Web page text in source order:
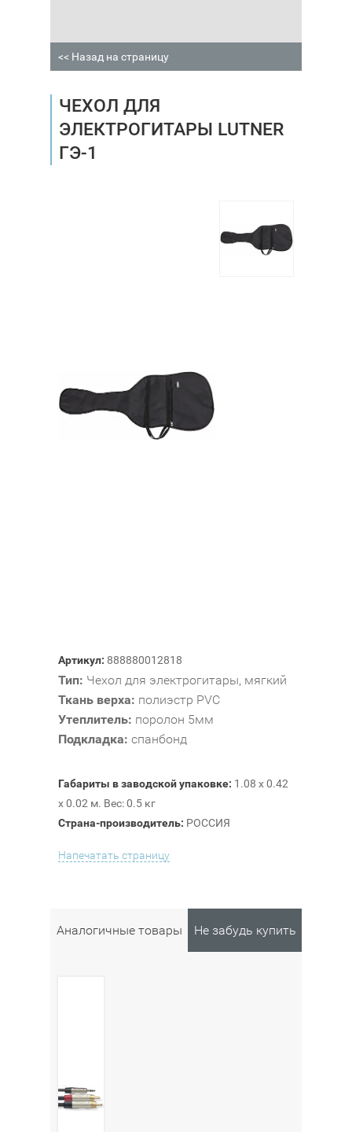
<< Назад на страницу
ЧЕХОЛ ДЛЯ
ЭЛЕКТРОГИТАРЫ LUTNER
ГЭ-1
Артикул: 888880012818
Тип: Чехол для электрогитары, мягкий
Ткань верха: полиэстр PVC
Утеплитель: поролон 5мм
Подкладка: спанбонд
Габариты в заводской упаковке: 1.08 x 0.42
x 0.02 м. Вес: 0.5 кг
Страна-производитель: РОССИЯ
Напечатать страницу
Аналогичные товары Не забудь купить